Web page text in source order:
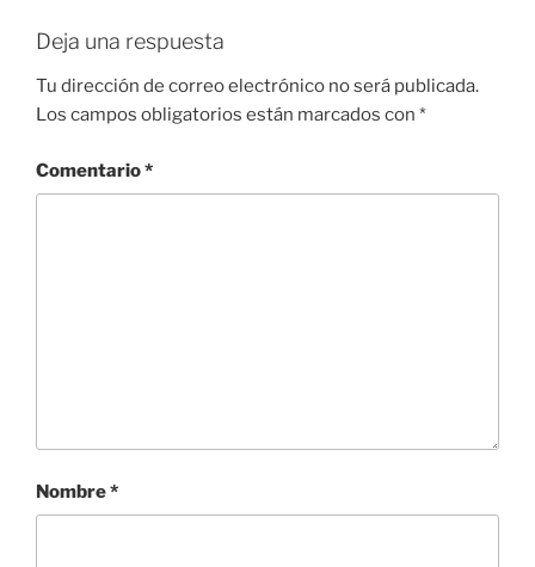
Deja una respuesta
Tu dirección de correo electrónico no será publicada.
Los campos obligatorios están marcados con *
Comentario*
Nombre*